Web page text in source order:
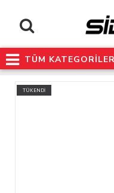
TÜM KATEGORİLER
TÜKENDİ